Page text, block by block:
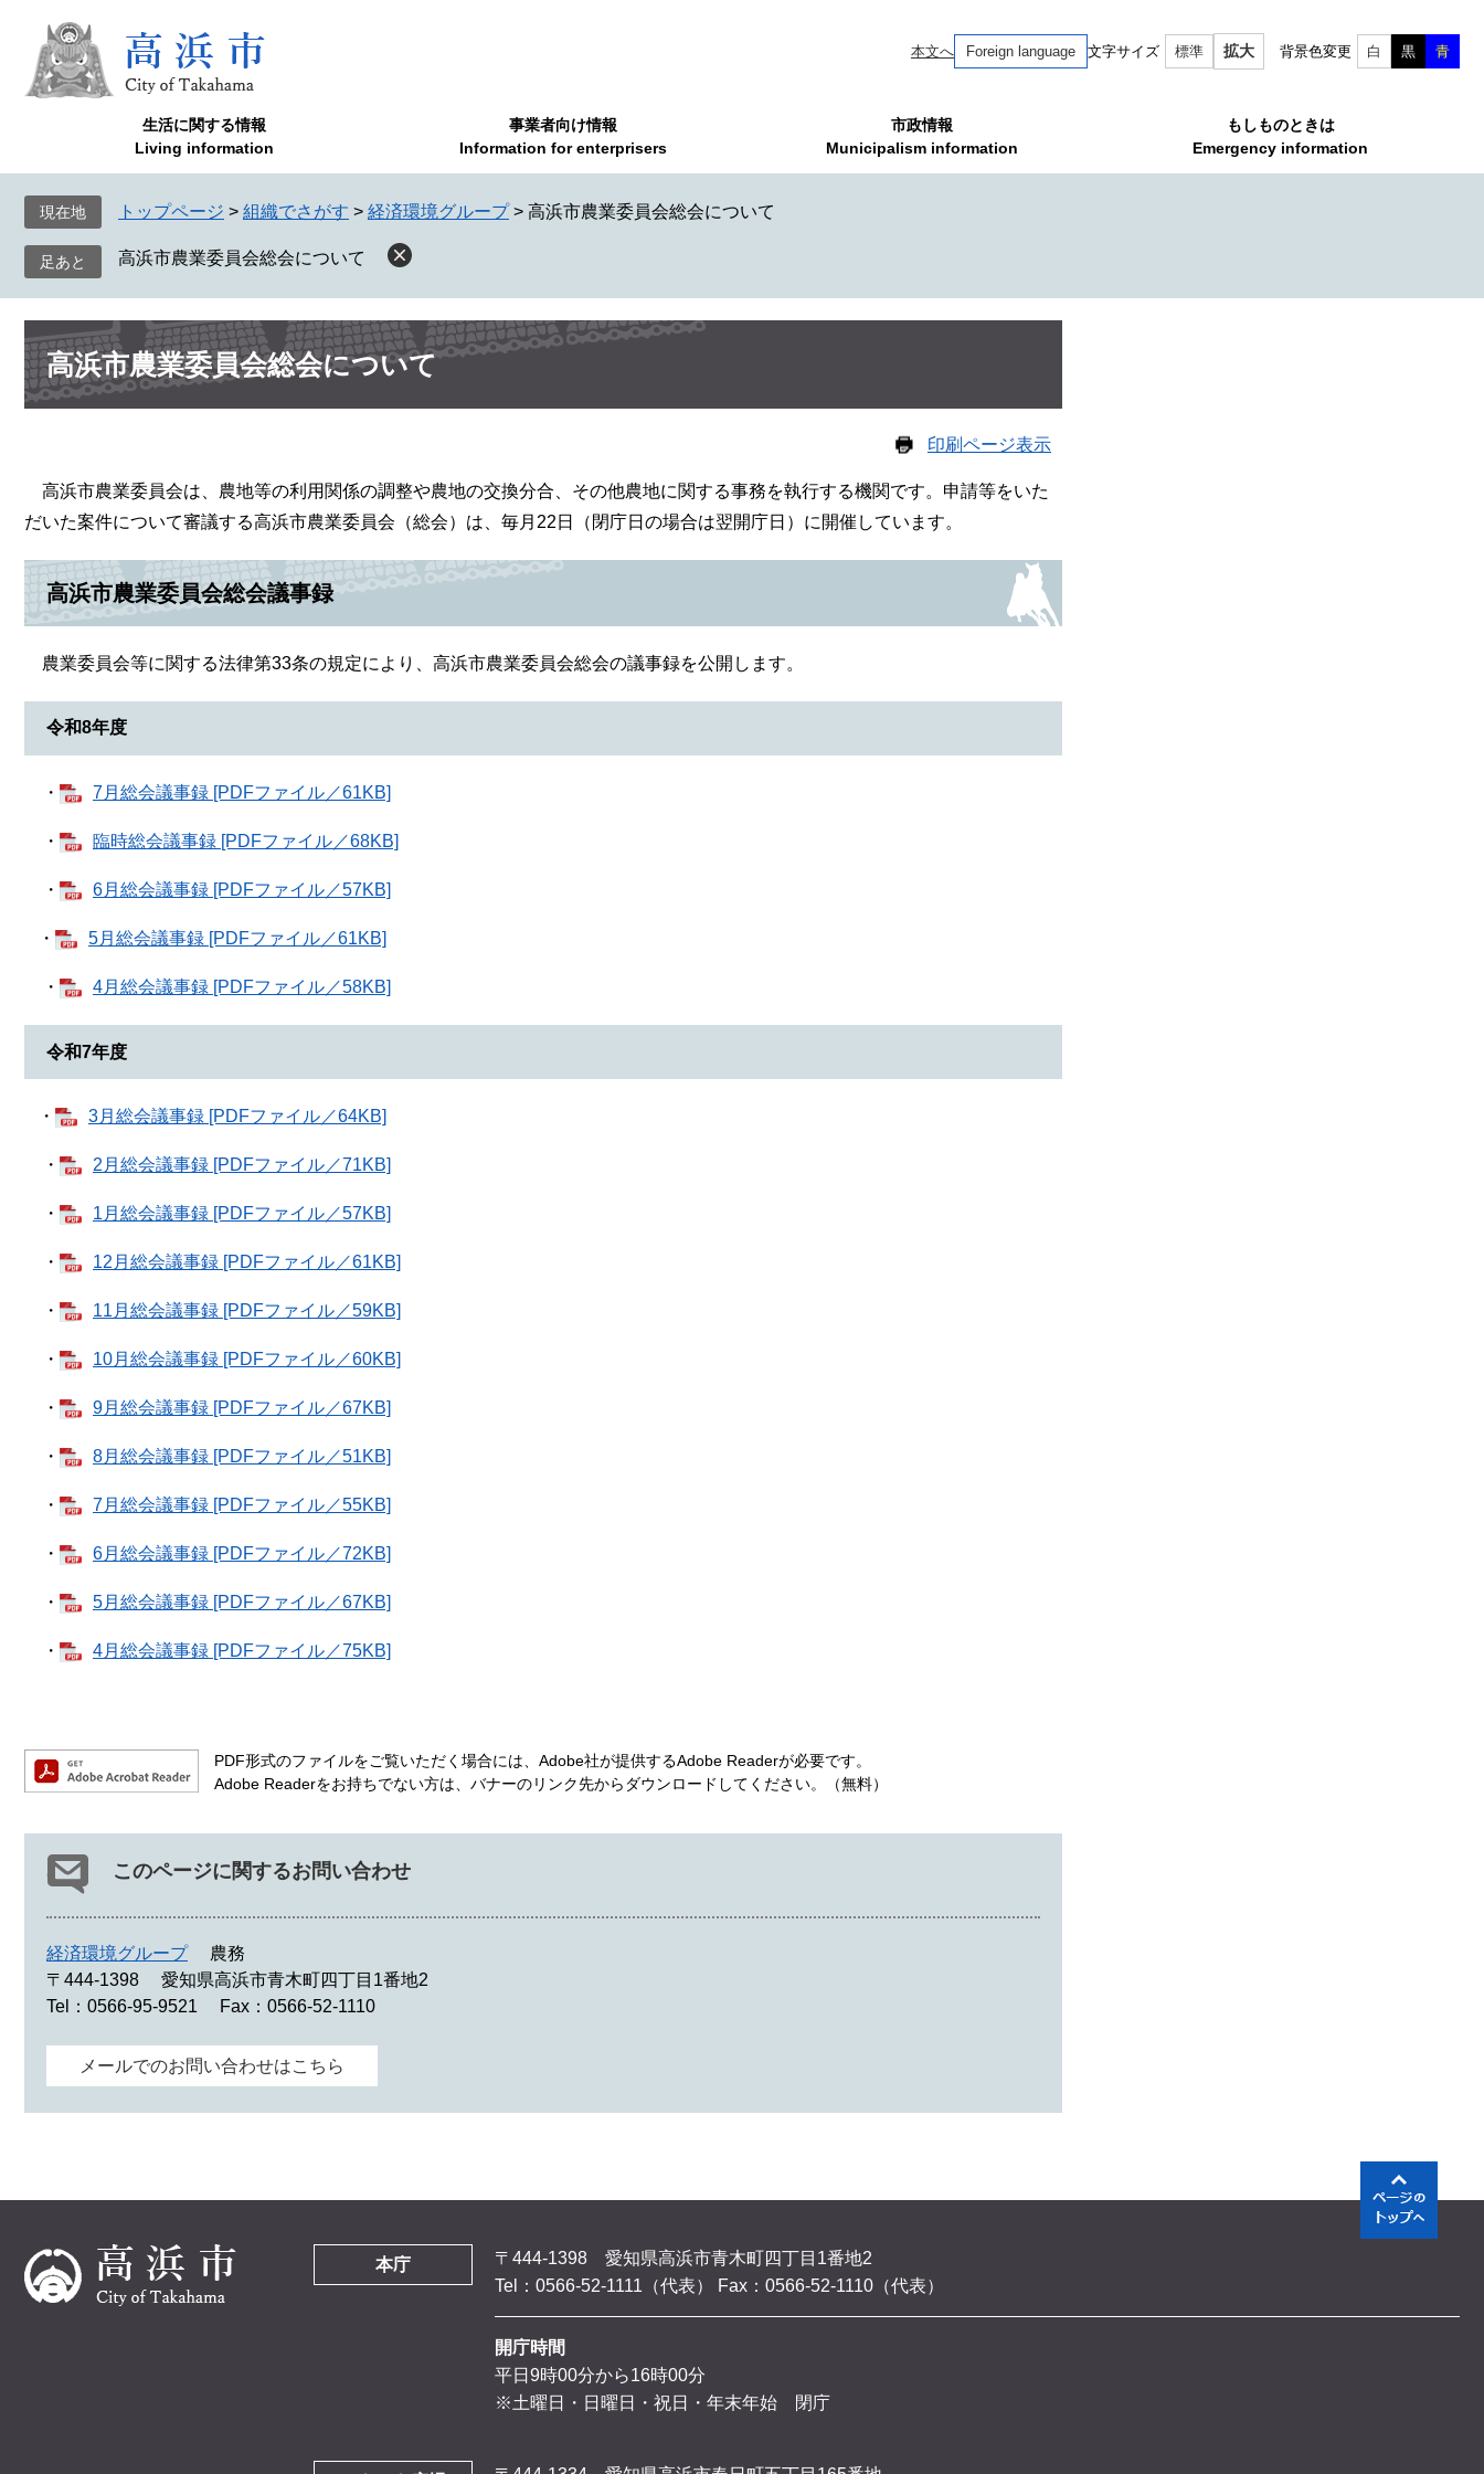
で
ば
へ
本文へ Foreign language 文字サイズ 標準 拡大 背景色変更 白 黒 青
生活に関する情報
Living information
事業者向け情報
Information for enterprisers
市政情報
Municipalism information
もしものときは
Emergency information
現在地 トップページ > 組織でさがす > 経済環境グループ > 高浜市農業委員会総会について
高浜市農業委員会総会について
本
文 高浜市農業委員会総会について
印刷ページ表示
高浜市農業委員会は、農地等の利用関係の調整や農地の交換分合、その他農地に関する事務を執行する機関です。申請等をいた
だいた案件について審議する高浜市農業委員会（総会）は、毎月22日（閉庁日の場合は翌開庁日）に開催しています。
高浜市農業委員会総会議事録
農業委員会等に関する法律第33条の規定により、高浜市農業委員会総会の議事録を公開します。​
令和8年度
・ 7月総会議事録 [PDFファイル／61KB]
・ 臨時総会議事録 [PDFファイル／68KB]
・ 6月総会議事録 [PDFファイル／57KB]
・ 5月総会議事録 [PDFファイル／61KB]
・ 4月総会議事録 [PDFファイル／58KB]
令和7年度
​ ・ 3月総会議事録 [PDFファイル／64KB]
・ 2月総会議事録 [PDFファイル／71KB]
・ 1月総会議事録 [PDFファイル／57KB]
・ 12月総会議事録 [PDFファイル／61KB]
・ 11月総会議事録 [PDFファイル／59KB]
・ 10月総会議事録 [PDFファイル／60KB]
・ 9月総会議事録 [PDFファイル／67KB]
・ 8月総会議事録 [PDFファイル／51KB]
・ 7月総会議事録 [PDFファイル／55KB]
・ 6月総会議事録 [PDFファイル／72KB]
・ 5月総会議事録 [PDFファイル／67KB]
・ 4月総会議事録 [PDFファイル／75KB]
PDF形式のファイルをご覧いただく場合には、Adobe社が提供するAdobe Readerが必要です。
Adobe Readerをお持ちでない方は、バナーのリンク先からダウンロードしてください。（無料）
このページに関するお問い合わせ
経済環境グループ
農務
〒444-1398
愛知県高浜市青木町四丁目1番地2
Tel：0566-95-9521
Fax：0566-52-1110
メールでのお問い合わせはこちら
本庁
〒444-1398 愛知県高浜市青木町四丁目1番地2
Tel：0566-52-1111（代表）
Fax：0566-52-1110（代表）
開庁時間
平日9時00分から16時00分
※土曜日・日曜日・祝日・年末年始 閉庁